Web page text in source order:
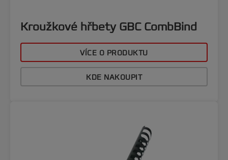
Kroužkové hřbety GBC CombBind
VÍCE O PRODUKTU
KDE NAKOUPIT